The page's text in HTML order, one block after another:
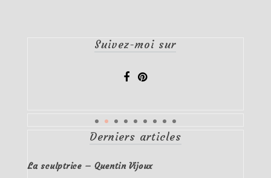
Suivez-moi sur
Derniers articles
La sculptrice – Quentin Vijoux